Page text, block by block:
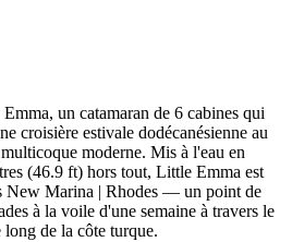
un catamaran de 6 cabines qui
croisière estivale dodécanésienne au
moderne. Mis à l'eau en
(46.9 ft) hors tout, Little Emma est
New Marina | Rhodes — un point de
à la voile d'une semaine à travers le
long de la côte turque.